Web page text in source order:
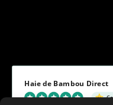
Haie de Bambou Direct